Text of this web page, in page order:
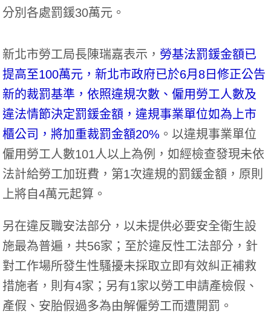
分別各處罰鍰30萬元。
新北市勞工局長陳瑞嘉表示， 勞基法罰鍰金額已
提高至100萬元，新北市政府已於6月8日修正公告
新的裁罰基準，依照違規次數、僱用勞工人數及
違法情節決定罰鍰金額，違規事業單位如為上市
櫃公司，將加重裁罰金額20% 。以違規事業單位
僱用勞工人數101人以上為例，如經檢查發現未依
法計給勞工加班費，第1次違規的罰鍰金額，原則
上將自4萬元起算。
另在違反職安法部分，以未提供必要安全衛生設
施最為普遍，共56家；至於違反性工法部分，針
對工作場所發生性騷擾未採取立即有效糾正補救
措施者，則有4家；另有1家以勞工申請產檢假、
產假、安胎假過多為由解僱勞工而遭開罰。